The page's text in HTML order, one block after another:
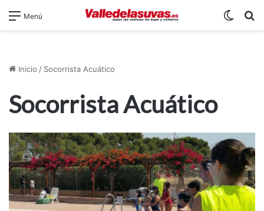
Menú
Inicio / Socorrista Acuático
Socorrista Acuático